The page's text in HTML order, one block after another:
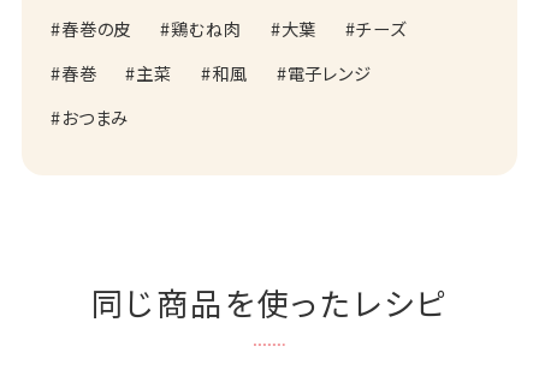
春巻の皮 鶏むね肉 大葉
チーズ
春巻
主菜 和風
電子レンジ
おつまみ
同じ商品を使ったレシピ